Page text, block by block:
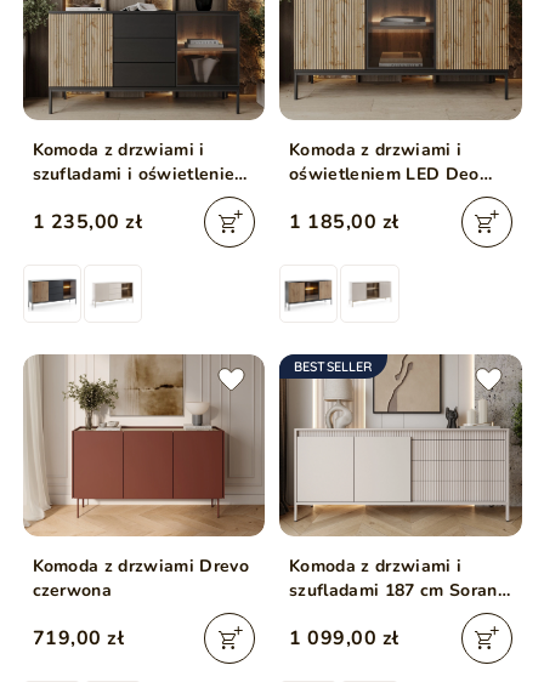
Komoda z drzwiami i
szufladami i oświetleniem
1 235,00 zł
Komoda z drzwiami i
oświetleniem LED Deo
1 185,00 zł
Komoda z drzwiami Drevo
czerwona
719,00 zł
BESTSELLER
Komoda z drzwiami i
szufladami 187 cm Sorano
1 099,00 zł